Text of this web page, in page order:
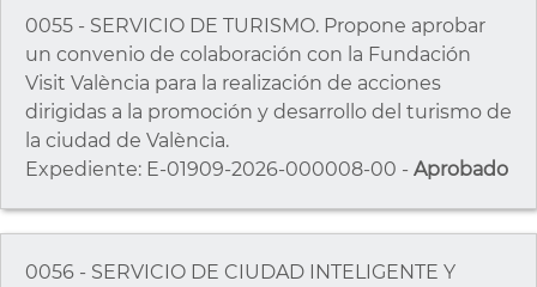
0055 - SERVICIO DE TURISMO. Propone aprobar
un convenio de colaboración con la Fundación
Visit València para la realización de acciones
dirigidas a la promoción y desarrollo del turismo de
la ciudad de València.
Expediente: E-01909-2026-000008-00 - Aprobado
0056 - SERVICIO DE CIUDAD INTELIGENTE Y